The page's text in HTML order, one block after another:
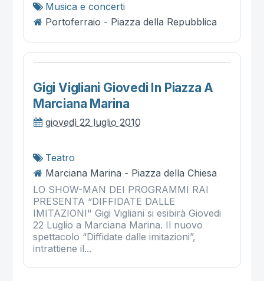
Musica e concerti
Portoferraio - Piazza della Repubblica
Gigi Vigliani Giovedi In Piazza A
Marciana Marina
giovedì 22 luglio 2010
Teatro
Marciana Marina - Piazza della Chiesa
LO SHOW-MAN DEI PROGRAMMI RAI
PRESENTA “DIFFIDATE DALLE
IMITAZIONI" Gigi Vigliani si esibirà Giovedi
22 Luglio a Marciana Marina. Il nuovo
spettacolo “Diffidate dalle imitazioni”,
intrattiene il...